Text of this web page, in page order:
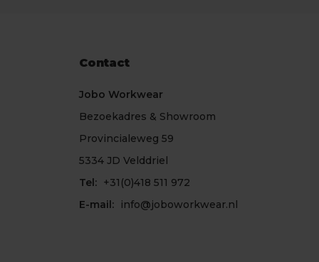
Contact
Jobo Workwear
Bezoekadres & Showroom
Provincialeweg 59
5334 JD Velddriel
Tel: +31(0)418 511 972
E-mail:
info@joboworkwear.nl